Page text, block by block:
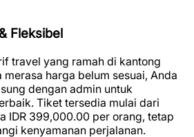
Fleksibel
travel yang ramah di kantong
harga belum sesuai, Anda
dengan admin untuk
Tiket tersedia mulai dari
IDR 399,000.00 per orang, tetap
kenyamanan perjalanan.